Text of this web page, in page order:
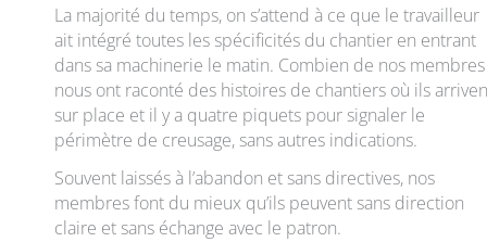
La majorité du temps, on s’attend à ce que le travailleur
ait intégré toutes les spécificités du chantier en entrant
dans sa machinerie le matin. Combien de nos membres
nous ont raconté des histoires de chantiers où ils
sur place et il y a quatre piquets pour signaler le
périmètre de creusage, sans autres indications.
Souvent laissés à l’abandon et sans directives, nos
membres font du mieux qu’ils peuvent sans direction
claire et sans échange avec le patron.